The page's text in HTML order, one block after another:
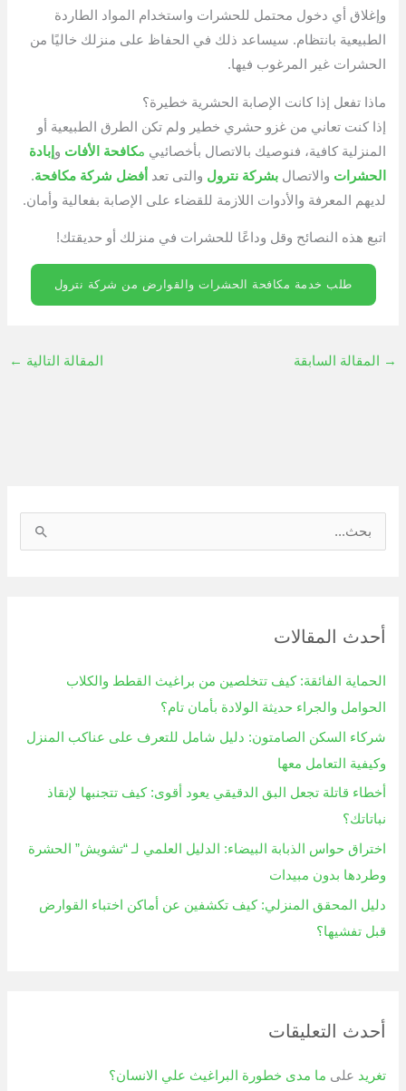
وإغلاق أي دخول محتمل للحشرات واستخدام المواد الطاردة
الطبيعية بانتظام. سيساعد ذلك في الحفاظ على منزلك خاليًا من
الحشرات غير المرغوب فيها.
ماذا تفعل إذا كانت الإصابة الحشرية خطيرة؟
إذا كنت تعاني من غزو حشري خطير ولم تكن الطرق الطبيعية أو
المنزلية كافية، فنوصيك بالاتصال بأخصائيي مكافحة الأفات و إبادة
الحشرات والاتصالبشركة نترول والتى تعد أفضل شركة مكافحة.
لديهم المعرفة والأدوات اللازمة للقضاء على الإصابة بفعالية وأمان.
اتبع هذه النصائح وقل وداعًا للحشرات في منزلك أو حديقتك!
طلب خدمة مكافحة الحشرات والقوارض من شركة نترول
→ المقالة السابقة المقالة التالية ←
ثأحدث المقالات
الحماية الفائقة: كيف تتخلصين من براغيث القطط والكلاب
الحوامل والجراء حديثة الولادة بأمان تام؟
شركاء السكن الصامتون: دليل شامل للتعرف على عناكب المنزل
وكيفية التعامل معها
أخطاء قاتلة تجعل البق الدقيقي يعود أقوى: كيف تتجنبها لإنقاذ
نباتاتك؟
اختراق حواس الذبابة البيضاء: الدليل العلمي لـ “تشويش” الحشرة
وطردها بدون مبيدات
دليل المحقق المنزلي: كيف تكشفين عن أماكن اختباء القوارض
قبل تفشيها؟
أحدث التعليقات
تغريد على ما مدى خطورة البراغيث علي الانسان؟